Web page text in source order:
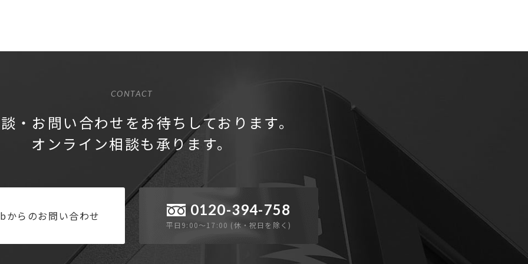
CONTACT
・お問い合わせを お待ちしております。
オンライン相談も承ります。
からのお問い合わせ 0120-394-758
平日9:00〜17:00 (休・祝日を除く)